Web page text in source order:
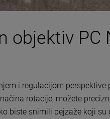
PC
i regulacijom
rotacije, možete
snimili pejzaže koji